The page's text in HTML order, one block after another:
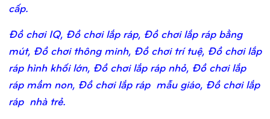
cấp.
Đồ chơi IQ, Đồ chơi lắp ráp, Đồ chơi lắp ráp bằng
mút, Đồ chơi thông minh, Đồ chơi trí tuệ, Đồ chơi lắp
ráp hình khối lớn, Đồ chơi lắp ráp nhỏ, Đồ chơi lắp
ráp mầm non, Đồ chơi lắp ráp mẫu giáo, Đồ chơi lắp
ráp nhà trẻ.